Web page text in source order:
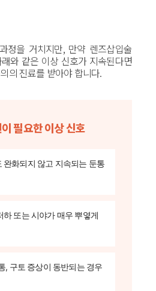
정을 거치지만, 만약 렌즈삽입술
와 같은 이상 신호가 지속된다면
의 진료를 받아야 합니다.
필요한 이상 신호
완화되지 않고 지속되는 둔통
하 또는 시야가 매우 뿌옇게
, 구토 증상이 동반되는 경우